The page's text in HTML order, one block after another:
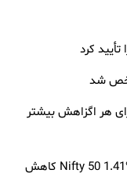
هزار دلار به‌ ازای هر اگزاهش بیشتر
سهام هند در پایان معاملات کاهش یافت. Nifty 50 1.41% کاهش